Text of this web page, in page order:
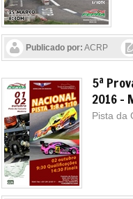
Publicado por: ACRP
5ª
2016 -
Pista da